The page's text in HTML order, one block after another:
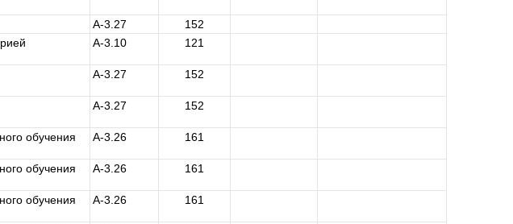
А-3.27
152
А-3.10 121
А-3.27 152
А-3.27 152
обучения А-3.26 161
обучения А-3.26 161
обучения А-3.26 161